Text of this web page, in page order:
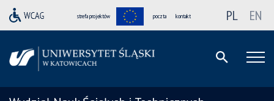
strefa projektów poczta kontakt PL EN